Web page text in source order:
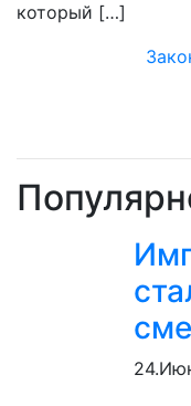
который […]